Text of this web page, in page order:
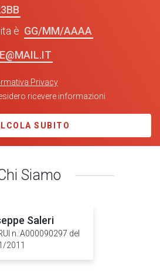
è
GG/MM/AAAA
Privacy
ricevere informazioni
SUBITO
Siamo
Saleri
n.:A000090297 del
2011